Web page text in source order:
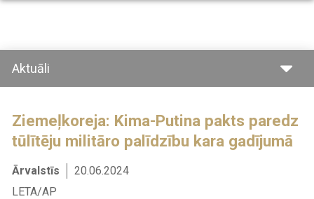
Pārlekt
saturu
Aktuāli
Ziemeļkoreja: Kima-Putina pakts paredz
tūlītēju militāro palīdzību kara gadījumā
Ārvalstīs
20.06.2024
LETA/AP